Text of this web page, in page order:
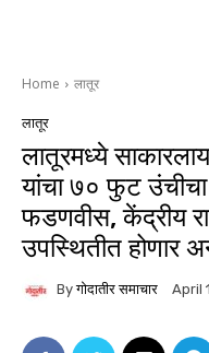
Home लातूर
लातूर
लातूरमध्ये
यांचा ७० फुट उंचीचा
फडणवीस, केंद्रीय
उपस्थितीत होणार
By गोदातीर समाचार April